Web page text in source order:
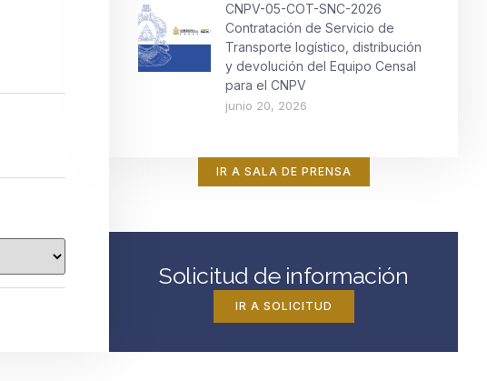
CNPV-05-COT-SNC-2026
Contratación de Servicio de
Transporte logístico, distribución
y devolución del Equipo Censal
para el CNPV
junio 20, 2026
IR A SALA DE PRENSA
Solicitud de información
IR A SOLICITUD